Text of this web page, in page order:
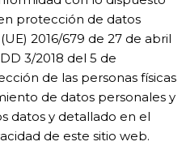
protección de datos
2016/679 de 27 de abril
3/2018 del 5 de
de las personas físicas
de datos personales y
datos y detallado en el
de este sitio web.